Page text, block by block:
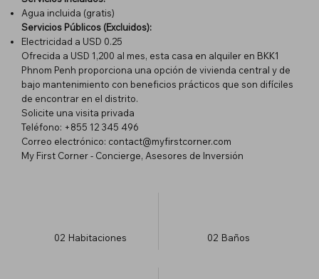
Agua incluida (gratis)
Servicios Públicos (Excluidos):
Electricidad a USD 0.25
Ofrecida a USD 1,200 al mes, esta casa en alquiler en BKK1
Phnom Penh proporciona una opción de vivienda central y de
bajo mantenimiento con beneficios prácticos que son difíciles
de encontrar en el distrito.
Solicite una visita privada
Teléfono: +855 12 345 496
Correo electrónico: contact@myfirstcorner.com
My First Corner - Concierge, Asesores de Inversión
02 Habitaciones 02 Baños